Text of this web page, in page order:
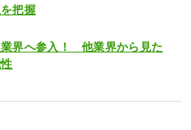
把握
界へ参入！ 他業界から見た